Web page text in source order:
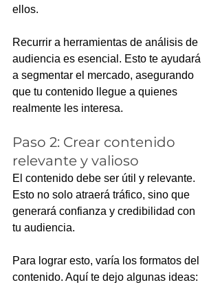
ellos.
Recurrir a herramientas de análisis de
audiencia es esencial. Esto te ayudará
a segmentar el mercado, asegurando
que tu contenido llegue a quienes
realmente les interesa.
Paso 2: Crear contenido
relevante y valioso
El contenido debe ser útil y relevante.
Esto no solo atraerá tráfico, sino que
generará confianza y credibilidad con
tu audiencia.
Para lograr esto, varía los formatos del
contenido. Aquí te dejo algunas ideas: